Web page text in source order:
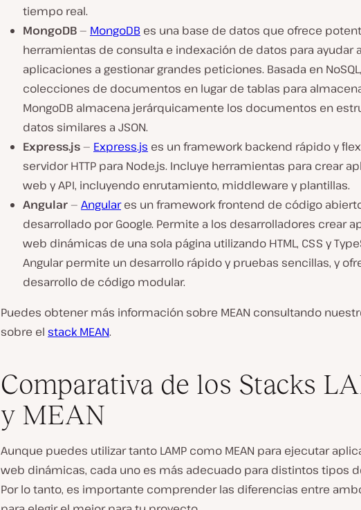
tiempo real.
MongoDB— MongoDB es una base de datos que ofrece
herramientas de consulta e indexación de datos para ayudar
aplicaciones a gestionar grandes peticiones. Basada en
colecciones de documentos en lugar de tablas para
MongoDB almacena jerárquicamente los documentos en
datos similares a JSON.
Express.js— Express.js es un framework backend rápido y
servidor HTTP para Node.js. Incluye herramientas para crear
web y API, incluyendo enrutamiento, middleware y plantillas.
Angular— Angulares un framework frontend de código
desarrollado por Google. Permite a los desarrolladores crear
web dinámicas de una sola página utilizando HTML, CSS y
Angular permite un desarrollo rápido y pruebas sencillas, y
desarrollo de código modular.
Puedes obtener más información sobre MEAN consultando
sobre el stack MEAN.
Comparativa de los Stacks
y MEAN
Aunque puedes utilizar tanto LAMP como MEAN para ejecutar
web dinámicas, cada uno es más adecuado para distintos tipos
Por lo tanto, es importante comprender las diferencias entre